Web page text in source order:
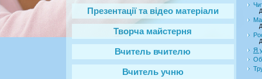
Презентації та відео матеріали
Творча майстерня
Вчитель вчителю
Вчитель учню
Я